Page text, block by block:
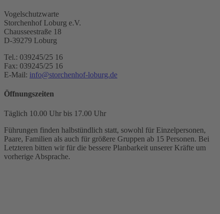
Vogelschutzwarte
Storchenhof Loburg e.V.
Chausseestraße 18
D-39279 Loburg
Tel.: 039245/25 16
Fax: 039245/25 16
E-Mail: info@storchenhof-loburg.de
Öffnungszeiten
Täglich 10.00 Uhr bis 17.00 Uhr
Führungen finden halbstündlich statt, sowohl für Einzelpersonen,
Paare, Familien als auch für größere Gruppen ab 15 Personen. Bei
Letzteren bitten wir für die bessere Planbarkeit unserer Kräfte um
vorherige Absprache.